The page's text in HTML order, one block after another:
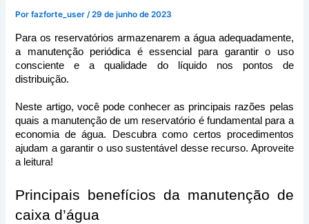
Porfazforte_user/29 de junho de 2023
Para os reservatórios armazenarem a água adequadamente,
a manutenção periódica é essencial para garantir o uso
consciente e a qualidade do líquido nos pontos de
distribuição.
Neste artigo, você pode conhecer as principais razões pelas
quais a manutenção de um reservatório é fundamental para a
economia de água. Descubra como certos procedimentos
ajudam a garantir o uso sustentável desse recurso. Aproveite
a leitura!
Principais benefícios da manutenção de
caixa d’água